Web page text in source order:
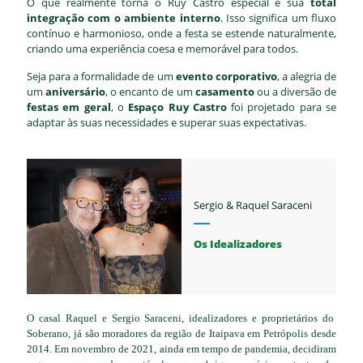
integração com o ambiente interno. Isso significa um fluxo
contínuo e harmonioso, onde a festa se estende naturalmente,
criando uma experiência coesa e memorável para todos.
Seja para a formalidade de um evento corporativo, a alegria de
umaniversário, o encanto de um casamentoou a diversão de
festas em geral, o Espaço Ruy Castrofoi projetado para se
adaptar às suas necessidades e superar suas expectativas.
Sergio & Raquel Saraceni
Os Idealizadores
O casal Raquel e Sergio Saraceni, idealizadores e proprietários do
Soberano, já são moradores da região de Itaipava em Petrópolis desde
2014. Em novembro de 2021, ainda em tempo de pandemia, decidiram